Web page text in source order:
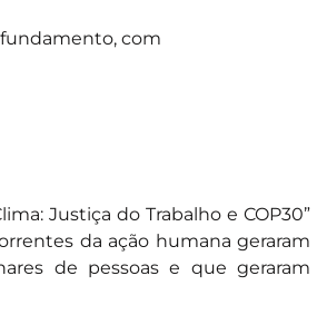
Justiça do Trabalho e COP30”
da ação humana geraram
de pessoas e que geraram